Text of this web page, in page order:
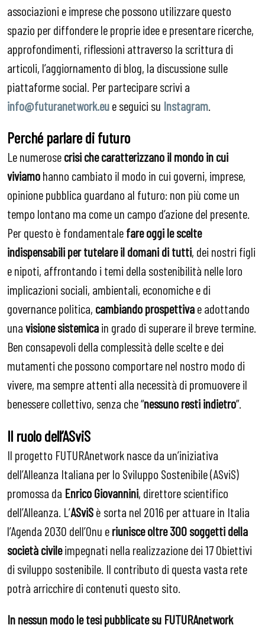
associazioni e imprese che possono utilizzare questo
spazio per diffondere le proprie idee e presentare ricerche,
approfondimenti, riflessioni attraverso la scrittura di
articoli, l’aggiornamento di blog, la discussione sulle
piattaforme social. Per partecipare scrivi a
info@futuranetwork.eue seguici su Instagram
Perché parlare di futuro
Le numerosecrisi che caratterizzano il mondo in cui
viviamohanno cambiato il modo in cui governi, imprese,
opinione pubblica guardano al futuro: non più come un
tempo lontano ma come un campo d’azione del presente.
Per questo è fondamentalefare oggi le scelte
indispensabili per tutelare il domanidi tutti, dei nostri figli
e nipoti, affrontando i temi della sostenibilità nelle loro
implicazioni sociali, ambientali, economiche e di
governance politica, cambiando prospettivae adottando
unavisione sistemicain grado di superare il breve termine.
Ben consapevoli della complessità delle scelte e dei
mutamenti che possono comportare nel nostro modo di
vivere, ma sempre attenti alla necessità di promuovere il
benessere collettivo, senza che “nessuno resti indietro”.
Il ruolo dell’ASviS
Il progetto FUTURAnetwork nasce da un’iniziativa
dell’Alleanza Italiana per lo Sviluppo Sostenibile (ASviS)
promossa da Enrico Giovannini, direttore scientifico
dell’Alleanza. L’ASviSè sorta nel 2016 per attuare in Italia
l’Agenda 2030 dell’Onu eriunisce oltre 300 soggettidella
società civileimpegnati nella realizzazione dei 17 Obiettivi
di sviluppo sostenibile. Il contributo di questa vasta rete
potrà arricchire di contenuti questo sito.
In nessun modo le tesi pubblicate su FUTURAnetwork